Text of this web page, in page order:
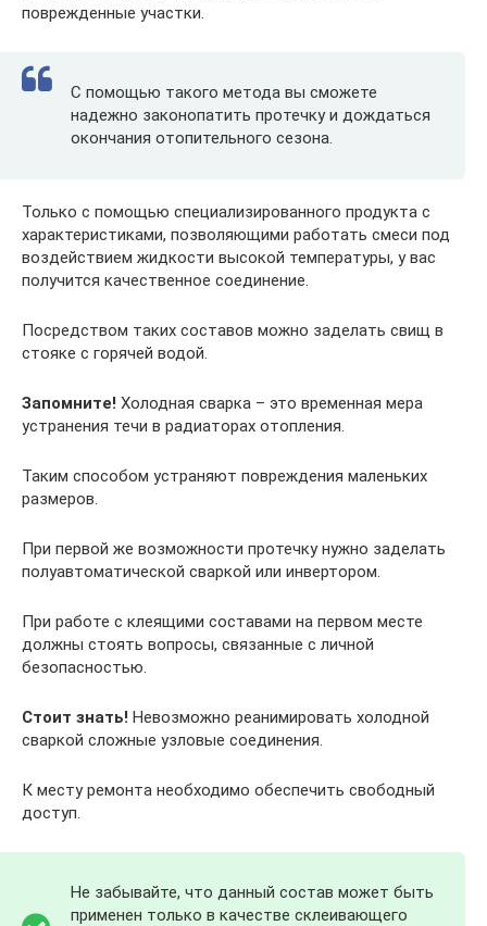
поврежденные участки.
С помощью такого метода вы сможете
надежно законопатить протечку и дождаться
окончания отопительного сезона.
Только с помощью специализированного продукта с
характеристиками, позволяющими работать смеси под
воздействием жидкости высокой температуры, у вас
получится качественное соединение.
Посредством таких составов можно заделать свищ в
стояке с горячей водой.
Запомните! Холодная сварка – это временная мера
устранения течи в радиаторах отопления.
Таким способом устраняют повреждения маленьких
размеров.
При первой же возможности протечку нужно заделать
полуавтоматической сваркой или инвертором.
При работе с клеящими составами на первом месте
должны стоять вопросы, связанные с личной
безопасностью.
Стоит знать! Невозможно реанимировать холодной
сваркой сложные узловые соединения.
К месту ремонта необходимо обеспечить свободный
доступ.
Не забывайте, что данный состав может быть
применен только в качестве склеивающего